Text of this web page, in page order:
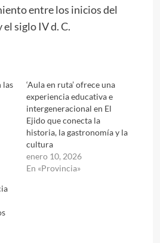
entre los inicios del
siglo IV d. C.
las
‘Aula en ruta’ ofrece una
experiencia educativa e
intergeneracional en El
Ejido que conecta la
historia, la gastronomía y la
cultura
enero 10, 2026
En «Provincia»